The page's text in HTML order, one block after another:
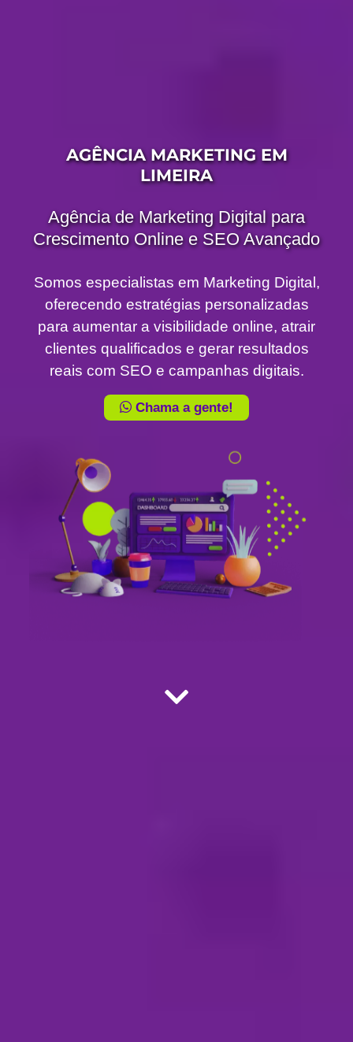
AGÊNCIA MARKETING EM
LIMEIRA
Agência de Marketing Digital para
Crescimento Online e SEO Avançado
Somos especialistas em Marketing Digital,
oferecendo estratégias personalizadas
para aumentar a visibilidade online, atrair
clientes qualificados e gerar resultados
reais com SEO e campanhas digitais.
Chama a gente!